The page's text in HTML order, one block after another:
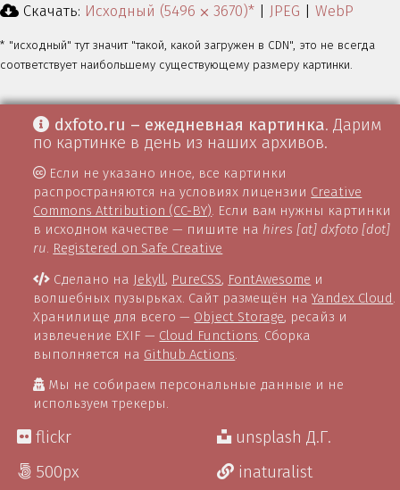
Скачать: Исходный (5496 ⨉ 3670)* | JPEG | WebP
* "исходный" тут значит "такой, какой загружен в CDN", это не всегда
соответствует наибольшему существующему размеру картинки.
dxfoto.ru – ежедневная картинка. Дарим
по картинке в день из наших архивов.
Если не указано иное, все картинки
распространяются на условиях лицензии Creative
Commons Attribution (CC-BY). Если вам нужны картинки
в исходном качестве — пишите на hires [at] dxfoto [dot]
ru. Registered on Safe Creative
Сделано на Jekyll, PureCSS, FontAwesome и
волшебных пузырьках. Сайт размещён наYandex Cloud
Хранилище для всего — Object Storage, ресайз и
извлечение EXIF — Cloud Functions . Сборка
выполняется на Github Actions
Мы не собираем персональные данные и не
используем трекеры.
flickr
500px
unsplash Д.Г.
inaturalist